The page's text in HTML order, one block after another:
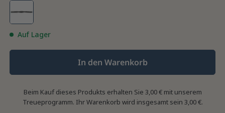
Auf Lager
In den Warenkorb
Beim Kauf dieses Produkts erhalten Sie 3,00 €mit unserem
Treueprogramm. Ihr Warenkorb wird insgesamt sein 3,00 €.